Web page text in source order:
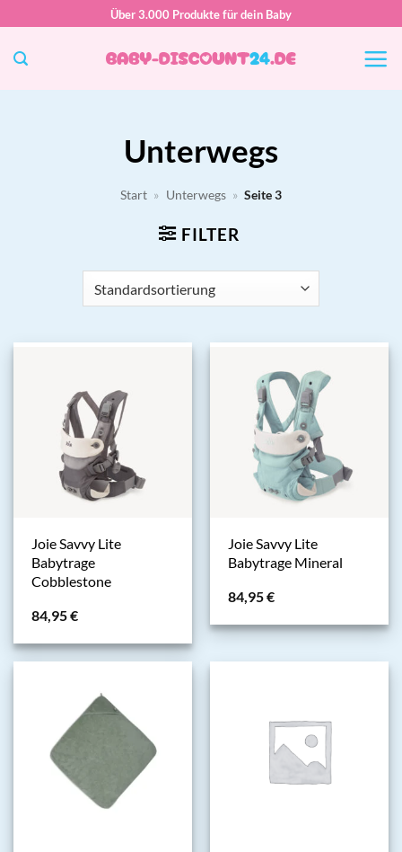
springen
Über 3.000 Produkte für dein Baby
Unterwegs
Start » Unterwegs » Seite 3
FILTER
Joie Savvy Lite
Babytrage
Cobblestone
84,95€
Joie Savvy Lite
Babytrage Mineral
84,95€